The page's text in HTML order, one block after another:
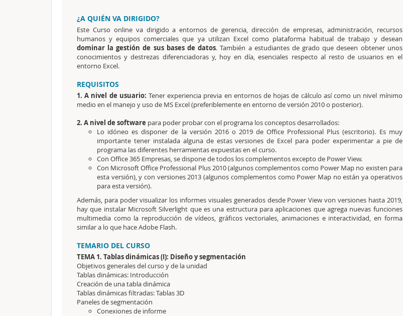
¿A QUIÉN VA DIRIGIDO?
Este Curso online va dirigido a entornos de gerencia, dirección de empresas, administración, recursos
humanos y equipos comerciales que ya utilizan Excel como plataforma habitual de trabajo y desean
dominar la gestión de sus bases de datos. También a estudiantes de grado que deseen obtener unos
conocimientos y destrezas diferenciadoras y, hoy en día, esenciales respecto al resto de usuarios en el
entorno Excel.
REQUISITOS
1. A nivel de usuario:Tener experiencia previa en entornos de hojas de cálculo así como un nivel mínimo
medio en el manejo y uso de MS Excel (preferiblemente en entorno de versión 2010 o posterior).
2. A nivel de software para poder probar con el programa los conceptos desarrollados:
Lo idóneo es disponer de la versión 2016 o 2019 de Office Professional Plus (escritorio). Es muy
importante tener instalada alguna de estas versiones de Excel para poder experimentar a pie de
programa las diferentes herramientas expuestas en el curso.
Con Office 365 Empresas, se dispone de todos los complementos excepto de Power View.
Con Microsoft Office Professional Plus 2010 (algunos complementos como Power Map no existen para
esta versión), y con versiones 2013 (algunos complementos como Power Map no están ya operativos
para esta versión).
Además, para poder visualizar los informes visuales generados desde Power View von versiones hasta 2019,
hay que instalar Microsoft Silverlight que es una estructura para aplicaciones que agrega nuevas funciones
multimedia como la reproducción de vídeos, gráficos vectoriales, animaciones e interactividad, en forma
similar a lo que hace Adobe Flash.
TEMARIO DEL CURSO
TEMA 1. Tablas dinámicas (I): Diseño y segmentación
Objetivos generales del curso y de la unidad
Tablas dinámicas: Introducción
Creación de una tabla dinámica
Tablas dinámicas filtradas: Tablas 3D
Paneles de segmentación
Conexiones de informe